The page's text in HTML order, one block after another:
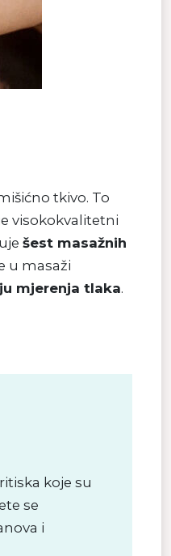
tkivo. To
visokokvalitetni
šest masažnih
u masaži
mjerenja tlaka.
koje su
se
i